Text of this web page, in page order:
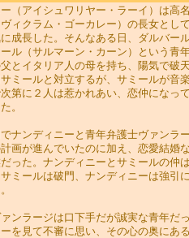
（アイシュワリヤー・ラーイ）は高
ィクラム・ゴーカレー）の長女とし
成長した。そんなある日、ダルバー
ル（サルマーン・カーン）という青
とイタリア人の母を持ち、陽気で破
ミールと対立するが、サミールが音
第に２人は惹かれあい、恋仲になっ
。
ナンディニーと青年弁護士ヴァンラ
画が進んでいたのに加え、恋愛結婚
った。ナンディニーとサミールの仲
ミールは破門、ナンディニーは強引
ンラージは口下手だが誠実な青年だ
を見て不審に思い、その心の奥にあ